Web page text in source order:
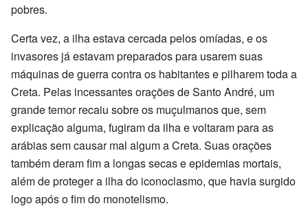
pobres.
Certa vez, a ilha estava cercada pelos omíadas, e os
invasores já estavam preparados para usarem suas
máquinas de guerra contra os habitantes e pilharem toda a
Creta. Pelas incessantes orações de Santo André, um
grande temor recaiu sobre os muçulmanos que, sem
explicação alguma, fugiram da ilha e voltaram para as
arábias sem causar mal algum a Creta. Suas orações
também deram fim a longas secas e epidemias mortais,
além de proteger a ilha do iconoclasmo, que havia surgido
logo após o fim do monotelismo.